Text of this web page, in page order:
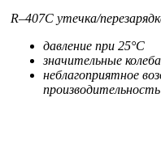
R–407С утечка/
давление при 25°С
значительные
неблагоприятное